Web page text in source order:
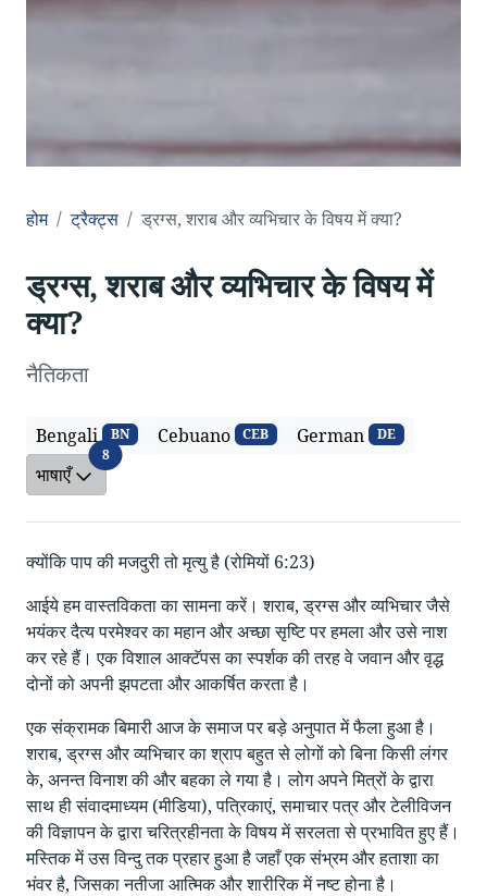
होम ट्रैक्ट्स ड्रग्स, शराब और व्यभिचार के विषय में क्या?
ड्रग्स, शराब और व्यभिचार के विषय में
क्या?
नैतिकता
Bengali BN Cebuano CEB German DE
भाषाएँ
8भाषाएँ
क्योंकि पाप की मजदुरी तो मृत्यु है (रोमियों 6:23)
आईये हम वास्तविकता का सामना करें। शराब, ड्रग्स और व्यभिचार जैसे
भयंकर दैत्य परमेश्वर का महान और अच्छा सृष्टि पर हमला और उसे नाश
कर रहे हैं। एक विशाल आक्टॅपस का स्पर्शक की तरह वे जवान और वृद्ध
दोनों को अपनी झपटता और आकर्षित करता है।
एक संक्रामक बिमारी आज के समाज पर बड़े अनुपात में फैला हुआ है।
शराब, ड्रग्स और व्यभिचार का श्राप बहुत से लोगों को बिना किसी लंगर
के, अनन्त विनाश की और बहका ले गया है। लोग अपने मित्रों के द्वारा
साथ ही संवादमाध्यम (मीडिया), पत्रिकाएं, समाचार पत्र और टेलीविजन
की विज्ञापन के द्वारा चरित्रहीनता के विषय में सरलता से प्रभावित हुए हैं।
मस्तिक में उस विन्दु तक प्रहार हुआ है जहाँ एक संभ्रम और हताशा का
भंवर है, जिसका नतीजा आत्मिक और शारीरिक में नष्ट होना है।